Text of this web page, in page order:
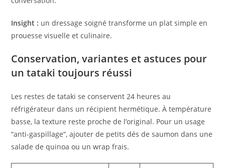
Insight : un dressage soigné transforme un plat simple en
prouesse visuelle et culinaire.
Conservation, variantes et astuces pour
un tataki toujours réussi
Les restes de tataki se conservent 24 heures au
réfrigérateur dans un récipient hermétique. À température
basse, la texture reste proche de l’original. Pour un usage
“anti-gaspillage”, ajouter de petits dés de saumon dans une
salade de quinoa ou un wrap frais.